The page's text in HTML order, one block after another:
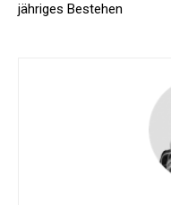
jähriges Bestehen